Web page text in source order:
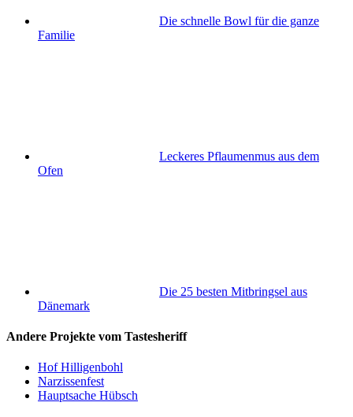
Die schnelle Bowl für die ganze
Familie
Leckeres Pflaumenmus aus dem
Ofen
Die 25 besten Mitbringsel aus
Dänemark
Andere Projekte vom Tastesheriff
Hof Hilligenbohl
Narzissenfest
Hauptsache Hübsch